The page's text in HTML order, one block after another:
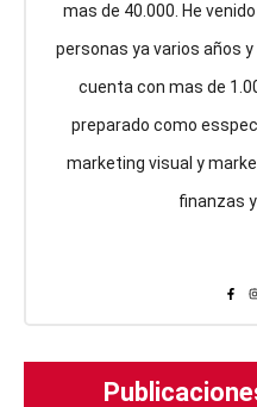
mas de 40.000. He
personas ya varios años
cuenta con mas de
preparado como
marketing visual y
finanzas